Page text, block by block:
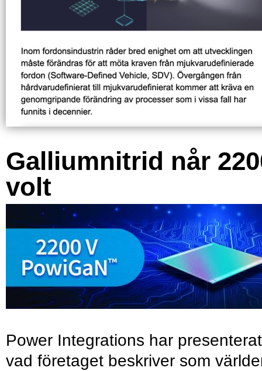
Galliumnitrid når
volt
Power Integrations har presenterat
vad företaget beskriver som